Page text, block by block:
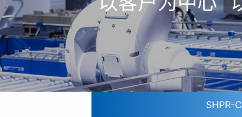
SHPR-C